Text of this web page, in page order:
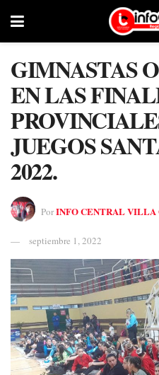
GIMNASTAS
EN LAS
JUEGOS
2022.
PorINFO CENTRAL VILLA
septiembre 1, 2022